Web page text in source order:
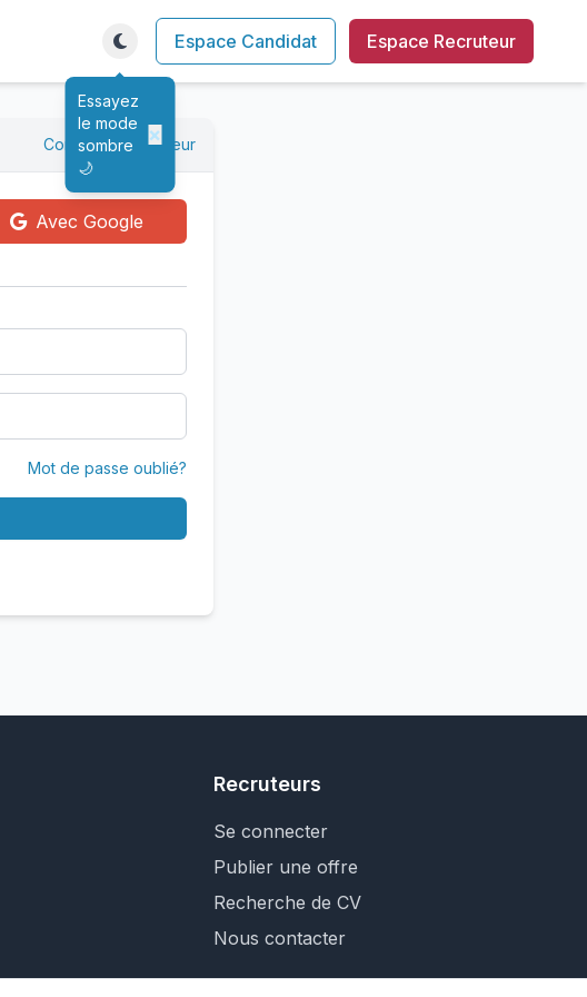
Essayez
le mode
sombre
🌙
×
Espace Candidat Espace Recruteur
Connexion recruteur
Avec Google
Mot de passe oublié?
Recruteurs
Se connecter
Publier une offre
Recherche de CV
Nous contacter